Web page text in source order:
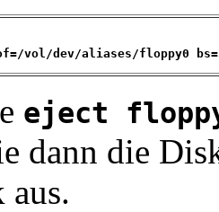
vol/dev/aliases/floppy0
eject
dann die